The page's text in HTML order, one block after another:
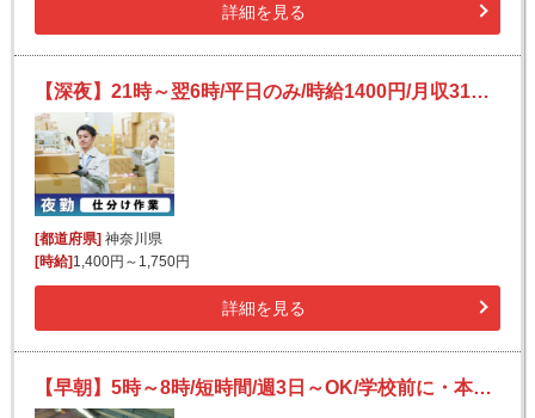
詳細を見る
【深夜】21時～翌6時/平日のみ/時給1400円/月収31万も！/未経験OK！/モクモク簡単作業♪/倉庫内仕分け
[都道府県] 神奈川県
[時給] 1,400円～1,750円
詳細を見る
【早朝】5時～8時/短時間/週3日～OK/学校前に・本業前に/モクモク簡単荷物仕分け！